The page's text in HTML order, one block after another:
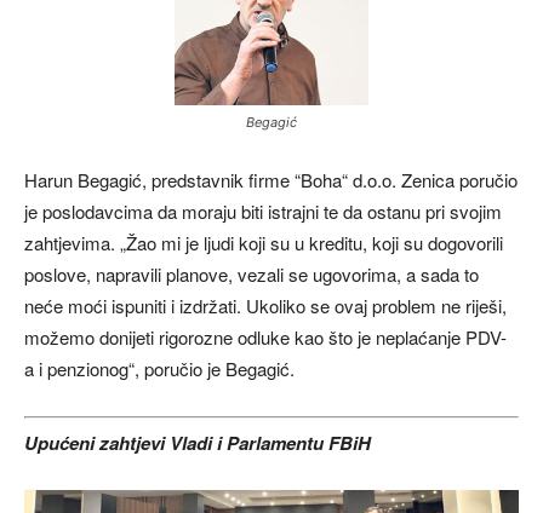
Begagić
Harun Begagić, predstavnik firme “Boha“ d.o.o. Zenica poručio
je poslodavcima da moraju biti istrajni te da ostanu pri svojim
zahtjevima. „Žao mi je ljudi koji su u kreditu, koji su dogovorili
poslove, napravili planove, vezali se ugovorima, a sada to
neće moći ispuniti i izdržati. Ukoliko se ovaj problem ne riješi,
možemo donijeti rigorozne odluke kao što je neplaćanje PDV-
a i penzionog“, poručio je Begagić.
Upućeni zahtjevi Vladi i Parlamentu FBiH